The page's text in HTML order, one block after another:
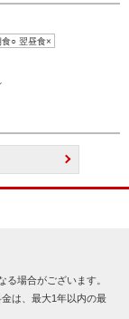
○ 翌昼食×
る場合がございます。
は、最大1年以内の最